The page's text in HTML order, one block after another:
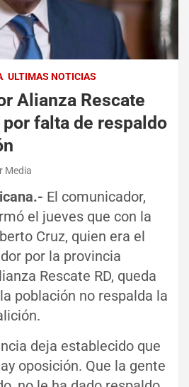
ULTIMAS NOTICIAS
Alianza Rescate
por falta de respaldo
Media
El comunicador,
el jueves que con la
Cruz, quien era el
por la provincia
Rescate RD, queda
población no respalda la
deja establecido que
oposición. Que la gente